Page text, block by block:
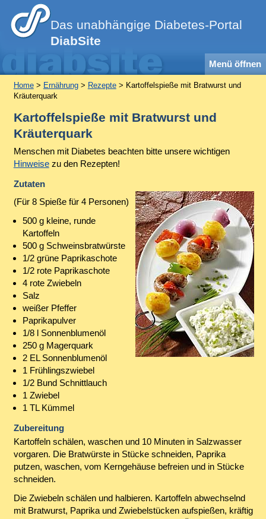
Das unabhängige Diabetes-Portal
DiabSite
Menü öffnen
Home> Ernährung> Rezepte> Kartoffelspieße mit Bratwurst und
Kräuterquark
Kartoffelspieße mit Bratwurst und
Kräuterquark
Menschen mit Diabetes beachten bitte unsere wichtigen
Hinweisezu den Rezepten!
Zutaten
(Für 8 Spieße für 4 Personen)
500 g kleine, runde
Kartoffeln
500 g Schweinsbratwürste
1/2 grüne Paprikaschote
1/2 rote Paprikaschote
4 rote Zwiebeln
Salz
weißer Pfeffer
Paprikapulver
1/8 l Sonnenblumenöl
250 g Magerquark
2 EL Sonnenblumenöl
1 Frühlingszwiebel
1/2 Bund Schnittlauch
1 Zwiebel
1 TL Kümmel
Zubereitung
Kartoffeln schälen, waschen und 10 Minuten in Salzwasser
vorgaren. Die Bratwürste in Stücke schneiden, Paprika
putzen, waschen, vom Kerngehäuse befreien und in Stücke
schneiden.
Die Zwiebeln schälen und halbieren. Kartoffeln abwechselnd
mit Bratwurst, Paprika und Zwiebelstücken aufspießen, kräftig